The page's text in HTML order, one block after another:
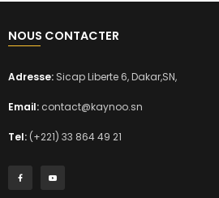
NOUS CONTACTER
Adresse: Sicap Liberte 6, Dakar,SN,
Email: contact@kaynoo.sn
Tel: (+221) 33 864 49 21